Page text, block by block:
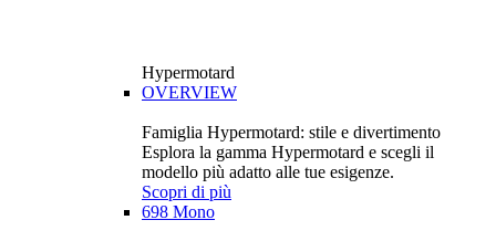
Hypermotard
OVERVIEW
Famiglia Hypermotard: stile e divertimento
Esplora la gamma Hypermotard e scegli il
modello più adatto alle tue esigenze.
Scopri di più
698 Mono